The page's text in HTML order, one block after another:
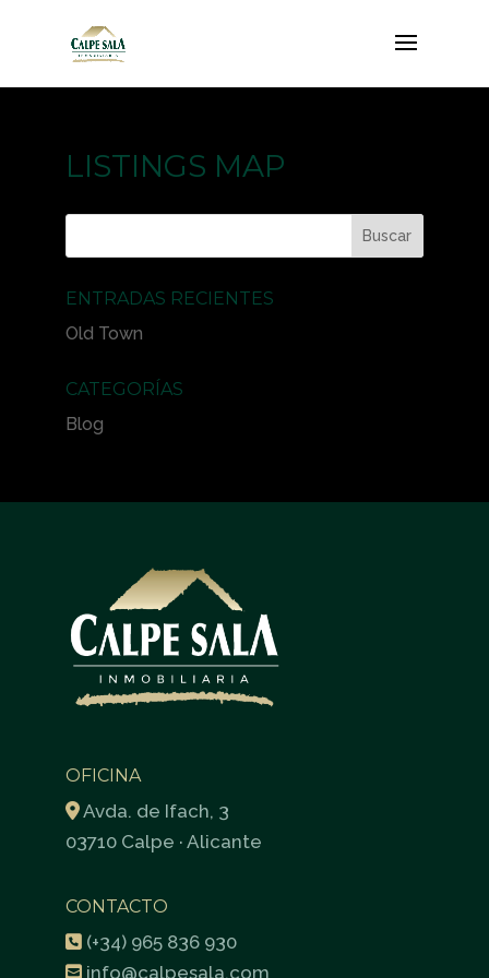
LISTINGS MAP
ENTRADAS RECIENTES
Old Town
CATEGORÍAS
Blog
OFICINA
Avda. de Ifach, 3
03710 Calpe · Alicante
CONTACTO
(+34) 965 836 930
info@calpesala.com